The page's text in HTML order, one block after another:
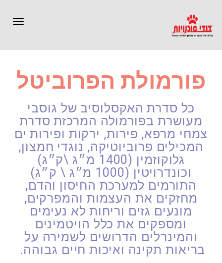
פורמולת הפרוביטל
כל סדרת האקסלוסיב של גוסבי
מעושרת בפורמולה המרכזת סדרת
צמחי מרפא, פירות, ירקות ופירות ים
המכילים פרוביוטיקה, נוגדי חמצון,
גלוקוזמין (1400 מ״ג \ק״ג)
וכונדרויטין (1000 מ״ג \ ק״ג)
התורמים למערכת החיסון והדם,
מחזקים את העצמות והמפרקים,
מונעים גזים וריחות לא נעימים
ומספקים את כלל הויטמינים
והמינרלים הדרושים לשמירה על
בריאות תקינה ואיכות חיים גבוהה.